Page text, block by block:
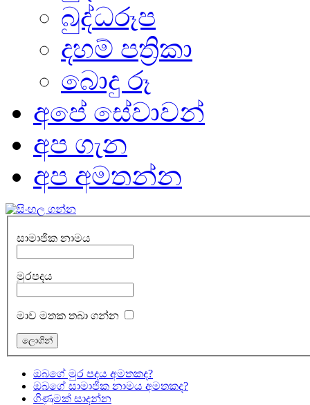
බුද්ධරූප
දහම් පත්‍රිකා
බොදු රූ
අපේ සේවාවන්
අප ගැන
අප අමතන්න
සාමාජික නාමය
මුරපදය
මාව මතක තබා ගන්න
ඔබගේ මුර පදය අමතකද?
ඔබගේ සාමාජික නාමය අමතකද?
ගිණුමක් සාදන්න